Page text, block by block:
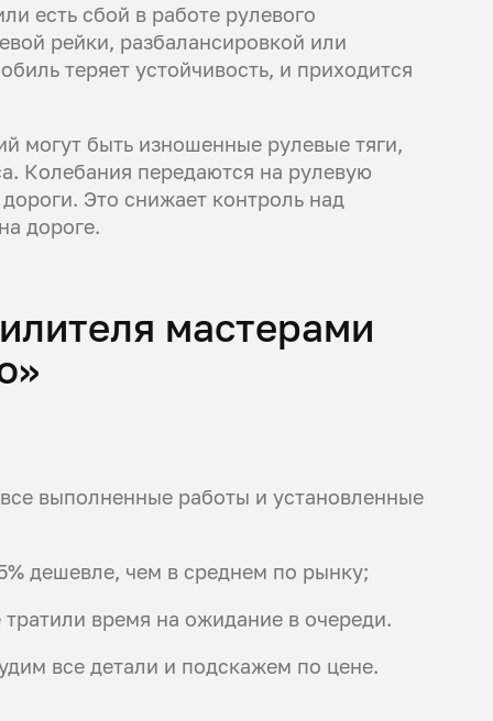
есть сбой в работе рулевого
рейки, разбалансировкой или
теряет устойчивость, и приходится
могут быть изношенные рулевые тяги,
Колебания передаются на рулевую
Это снижает контроль над
дороге.
мастерами
выполненные работы и установленные
дешевле, чем в среднем по рынку;
время на ожидание в очереди.
все детали и подскажем по цене.